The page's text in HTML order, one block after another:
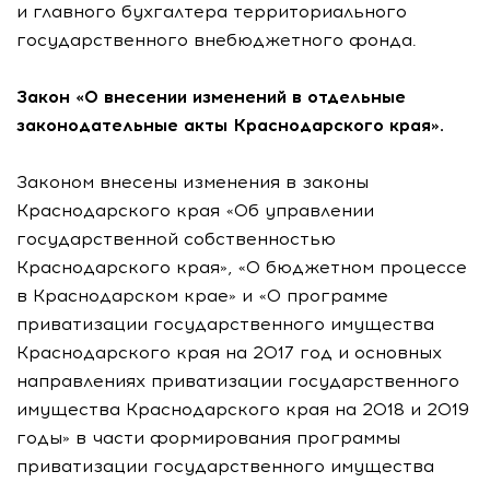
и главного бухгалтера территориального
государственного внебюджетного фонда.
Закон «О внесении изменений в отдельные
законодательные акты Краснодарского края».
Законом внесены изменения в законы
Краснодарского края «Об управлении
государственной собственностью
Краснодарского края», «О бюджетном процессе
в Краснодарском крае» и «О программе
приватизации государственного имущества
Краснодарского края на 2017 год и основных
направлениях приватизации государственного
имущества Краснодарского края на 2018 и 2019
годы» в части формирования программы
приватизации государственного имущества